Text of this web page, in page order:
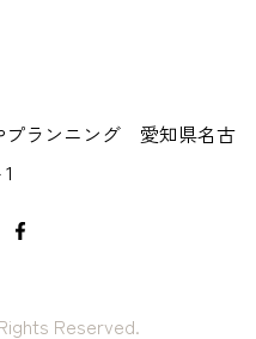
プランニング 愛知県名古
Reserved.